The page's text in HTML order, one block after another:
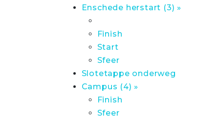
Enschede herstart (3) »
Finish
Start
Sfeer
Slotetappe onderweg
Campus (4) »
Finish
Sfeer